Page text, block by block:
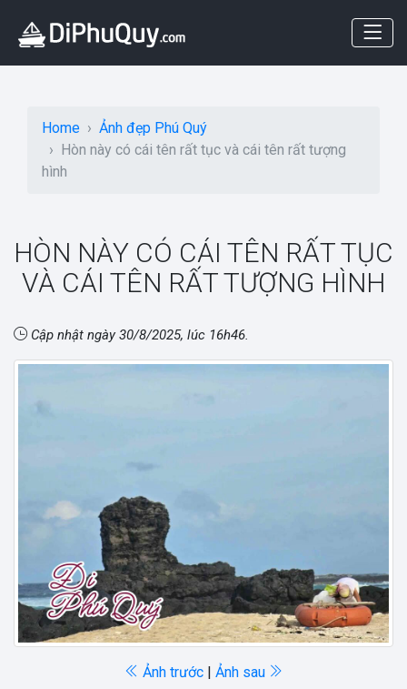
Home
Ảnh đẹp Phú Quý
Hòn này có cái tên rất tục và cái tên rất tượng
hình
HÒN NÀY CÓ CÁI TÊN RẤT TỤC
VÀ CÁI TÊN RẤT TƯỢNG HÌNH
Cập nhật ngày30/8/2025, lúc 16h46.
Ảnh trước| Ảnh sau